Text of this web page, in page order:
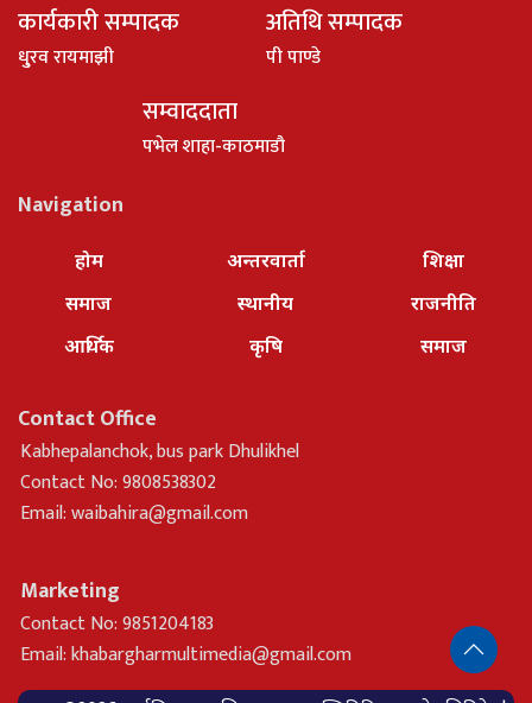
कार्यकारी सम्पादक
धु्रव रायमाझी
अतिथि सम्पादक
पी पाण्डे
सम्वाददाता
पभेल शाहा-काठमाडौ
Navigation
होम
समाज
आर्थिक
अन्तरवार्ता
स्थानीय
कृषि
शिक्षा
राजनीति
समाज
Contact Office
Kabhepalanchok, bus park Dhulikhel
Contact No: 9808538302
Email:waibahira@gmail.com
Marketing
Contact No: 9851204183
Email:khabargharmultimedia@gmail.com